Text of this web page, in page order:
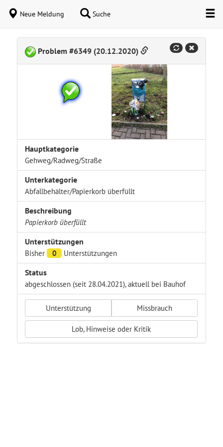
Neue Meldung Suche
Problem #6349 (20.12.2020)
Hauptkategorie
Gehweg/Radweg/Straße
Unterkategorie
Abfallbehälter/Papierkorb überfüllt
Beschreibung
Papierkorb überfüllt
Unterstützungen
Bisher 0 Unterstützungen
Status
abgeschlossen (seit 28.04.2021), aktuell bei Bauhof
Unterstützung Missbrauch
Lob, Hinweise oder Kritik